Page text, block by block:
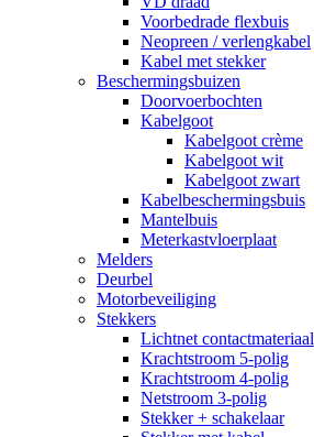
Voorbedrade flexbuis
Neopreen / verlengkabel
Kabel met stekker
Beschermingsbuizen
Doorvoerbochten
Kabelgoot
Kabelgoot crème
Kabelgoot wit
Kabelgoot zwart
Kabelbeschermingsbuis
Mantelbuis
Meterkastvloerplaat
Melders
Deurbel
Motorbeveiliging
Stekkers
Lichtnet contactmateriaal
Krachtstroom 5-polig
Krachtstroom 4-polig
Netstroom 3-polig
Stekker + schakelaar